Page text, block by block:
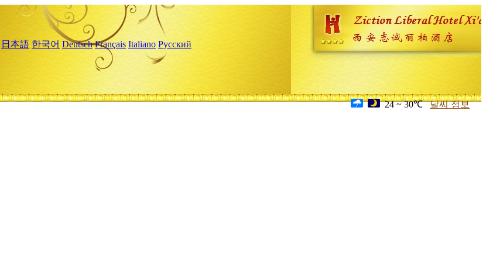
日本語 한국어 Deutsch Français Italiano Русский
24 ~ 30℃ 날씨 정보